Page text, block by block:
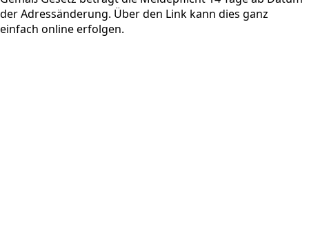
der Adressänderung. Über den Link kann dies ganz
einfach online erfolgen.